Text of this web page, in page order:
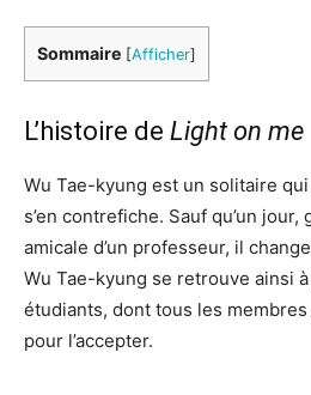
Sommaire [Afficher]
L’histoire de Light on me
Wu Tae-kyung est un solitaire qui
s’en contrefiche. Sauf qu’un jour,
amicale d’un professeur, il change
Wu Tae-kyung se retrouve ainsi
étudiants, dont tous les
pour l’accepter.